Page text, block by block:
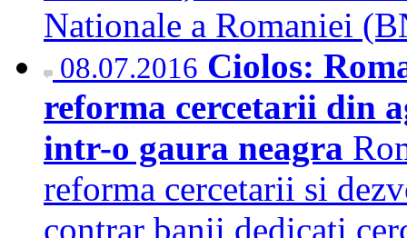
Nationale a Romaniei
08.07.2016 Ciolos:
reforma cercetarii din
intr-o gaura neagra
reforma cercetarii si
contrar banii dedicati